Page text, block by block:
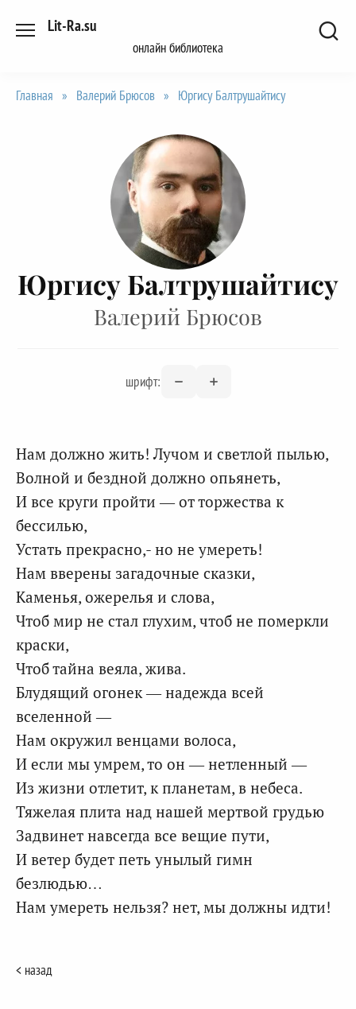
Lit-Ra.su
онлайн библиотека
Главная » Валерий Брюсов » Юргису Балтрушайтису
Юргису Балтрушайтису
Валерий Брюсов
шрифт:
Нам должно жить! Лучом и светлой пылью,
Волной и бездной должно опьянеть,
И все круги пройти — от торжества к
бессилью,
Устать прекрасно,- но не умереть!
Нам вверены загадочные сказки,
Каменья, ожерелья и слова,
Чтоб мир не стал глухим, чтоб не померкли
краски,
Чтоб тайна веяла, жива.
Блудящий огонек — надежда всей
вселенной —
Нам окружил венцами волоса,
И если мы умрем, то он — нетленный —
Из жизни отлетит, к планетам, в небеса.
Тяжелая плита над нашей мертвой грудью
Задвинет навсегда все вещие пути,
И ветер будет петь унылый гимн
безлюдью…
Нам умереть нельзя? нет, мы должны идти!
< назад